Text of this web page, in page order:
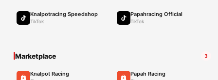
Knalpotracing Speedshop
TikTok
Papahracing Official
TikTok
Marketplace 3
Knalpot Racing Papah Racing